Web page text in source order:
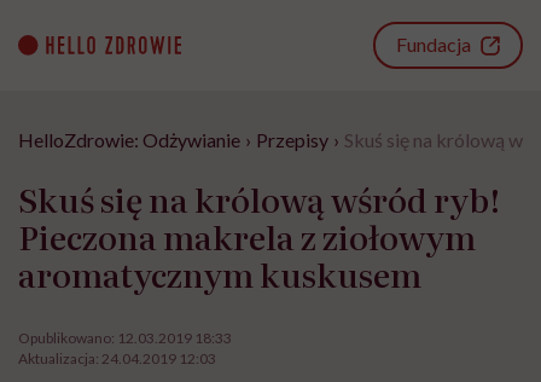
content
Fundacja
HelloZdrowie: Odżywianie › Przepisy › Skuś się na królową
Skuś się na królową wśród ryb!
Pieczona makrela z ziołowym
aromatycznym kuskusem
Opublikowano: 12.03.2019 18:33
Aktualizacja: 24.04.2019 12:03